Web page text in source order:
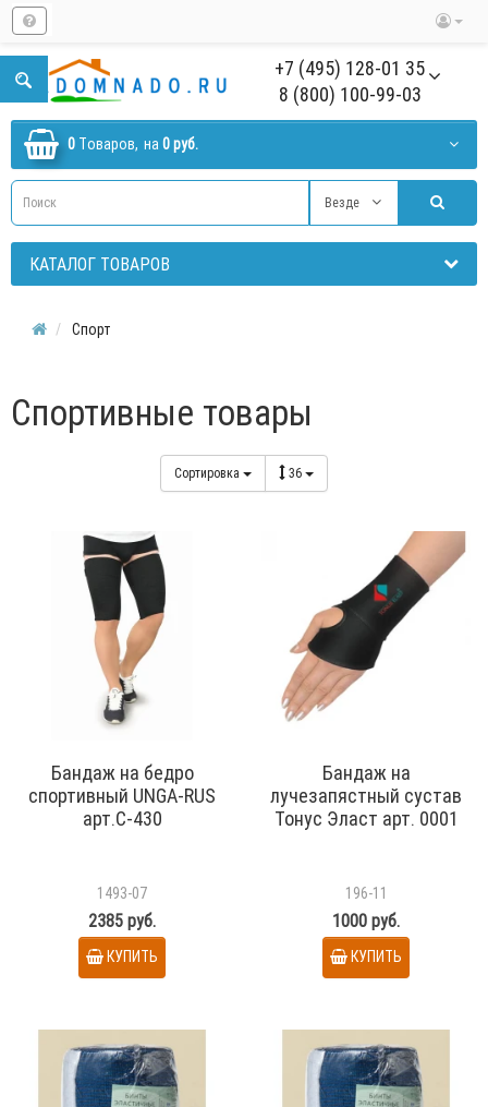
+7 (495) 128-01 35
8 (800) 100-99-03
0 Tоваров, на 0 руб.
Везде
КАТАЛОГ ТОВАРОВ
Спорт
Спортивные товары
Сортировка 36
Бандаж на бедро
спортивный UNGA-RUS
арт.С-430
1493-07
2385 руб.
КУПИТЬ
Бандаж на
лучезапястный сустав
Тонус Эласт арт. 0001
196-11
1000 руб.
КУПИТЬ